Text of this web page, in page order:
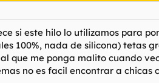
si este hilo lo utilizamos para
100%, nada de silicona)
que me ponga malito cuando
no es facil encontrar a chicas